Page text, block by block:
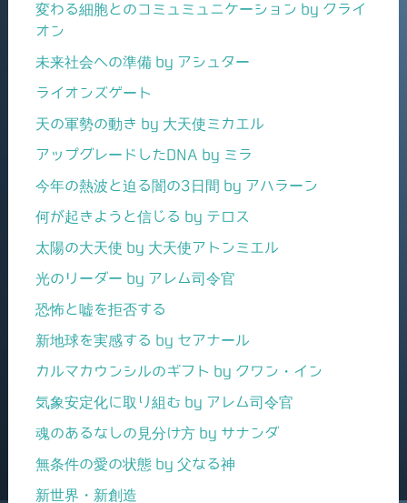
変わる細胞とのコミュミュニケーション by クライ
オン
未来社会への準備 by アシュター
ライオンズゲート
天の軍勢の動き by 大天使ミカエル
アップグレードしたDNA by ミラ
今年の熱波と迫る闇の3日間 by アハラーン
何が起きようと信じる by テロス
太陽の大天使 by 大天使アトンミエル
光のリーダー by アレム司令官
恐怖と嘘を拒否する
新地球を実感する by セアナール
カルマカウンシルのギフト by クワン・イン
気象安定化に取り組む by アレム司令官
魂のあるなしの見分け方 by サナンダ
無条件の愛の状態 by 父なる神
新世界・新創造